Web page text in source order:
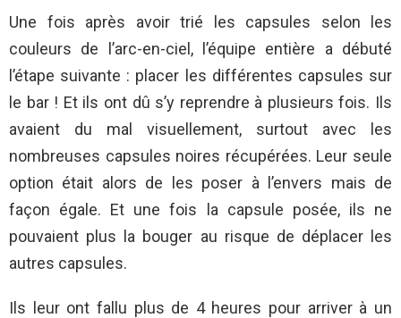
Une fois après avoir trié les capsules selon les
couleurs de l’arc-en-ciel, l’équipe entière a débuté
l’étape suivante : placer les différentes capsules sur
le bar ! Et ils ont dû s’y reprendre à plusieurs fois. Ils
avaient du mal visuellement, surtout avec les
nombreuses capsules noires récupérées. Leur seule
option était alors de les poser à l’envers mais de
façon égale. Et une fois la capsule posée, ils ne
pouvaient plus la bouger au risque de déplacer les
autres capsules.
Ils leur ont fallu plus de 4 heures pour arriver à un